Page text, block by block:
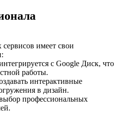
имеет свои
с Google Диск, что
работы.
интерактивные
в дизайн.
профессиональных